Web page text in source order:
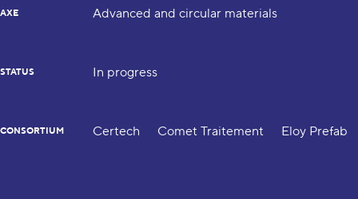
AXE Advanced and circular materials
STATUS In progress
CONSORTIUM Certech Comet Traitement Eloy Prefab